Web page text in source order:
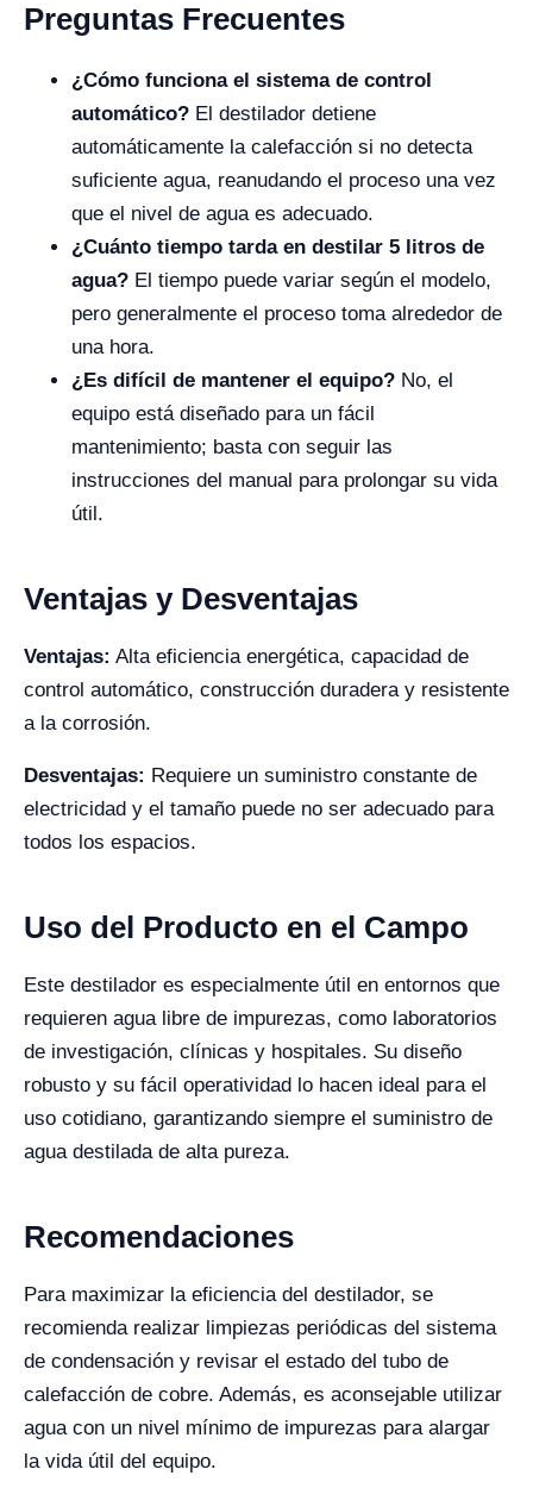
Preguntas Frecuentes
¿Cómo funciona el sistema de control
automático? El destilador detiene
automáticamente la calefacción si no detecta
suficiente agua, reanudando el proceso una vez
que el nivel de agua es adecuado.
¿Cuánto tiempo tarda en destilar 5 litros de
agua? El tiempo puede variar según el modelo,
pero generalmente el proceso toma alrededor de
una hora.
¿Es difícil de mantener el equipo? No, el
equipo está diseñado para un fácil
mantenimiento; basta con seguir las
instrucciones del manual para prolongar su vida
útil.
Ventajas y Desventajas
Ventajas: Alta eficiencia energética, capacidad de
control automático, construcción duradera y resistente
a la corrosión.
Desventajas: Requiere un suministro constante de
electricidad y el tamaño puede no ser adecuado para
todos los espacios.
Uso del Producto en el Campo
Este destilador es especialmente útil en entornos que
requieren agua libre de impurezas, como laboratorios
de investigación, clínicas y hospitales. Su diseño
robusto y su fácil operatividad lo hacen ideal para el
uso cotidiano, garantizando siempre el suministro de
agua destilada de alta pureza.
Recomendaciones
Para maximizar la eficiencia del destilador, se
recomienda realizar limpiezas periódicas del sistema
de condensación y revisar el estado del tubo de
calefacción de cobre. Además, es aconsejable utilizar
agua con un nivel mínimo de impurezas para alargar
la vida útil del equipo.